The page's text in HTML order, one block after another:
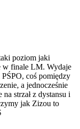
poziom jaki
w finale LM. Wydaje
coś pomiędzy
a jednocześnie
strzał z dystansu i
jak Zizou to